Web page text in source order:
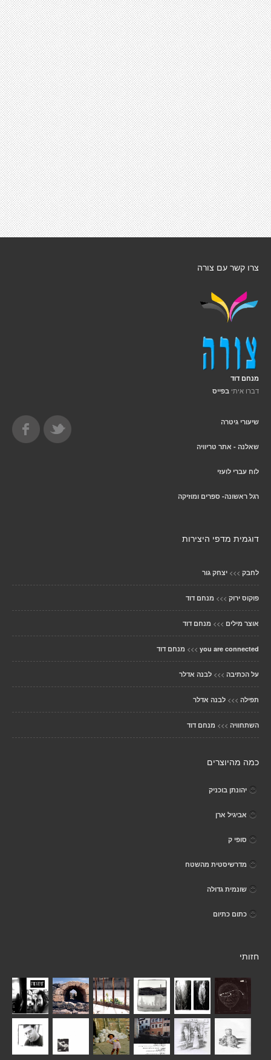
צרו קשר עם צורה
מנחם דוד
דברו איתי בפייס
שיעורי גיטרה
שאלנה - אתר טריוויה
לוח עברי לועזי
רגל ראשונה- ספרים ומוזיקה
דוגמית מדפי היצירות
לחבק >>> יצחק גור
פוקוס ירוק >>> מנחם דוד
אוצר מילים >>> מנחם דוד
you are connected
>>> מנחם דוד
על הכתיבה >>> לבנה אדלר
תפילה >>> לבנה אדלר
השתחוויה >>> מנחם דוד
כמה מהיוצרים
יהונתן בוכניק
אביגיל ארן
סופי ק
מדרשיסטית מהשטח
שונמית גדולה
כתום כתיום
חזותי